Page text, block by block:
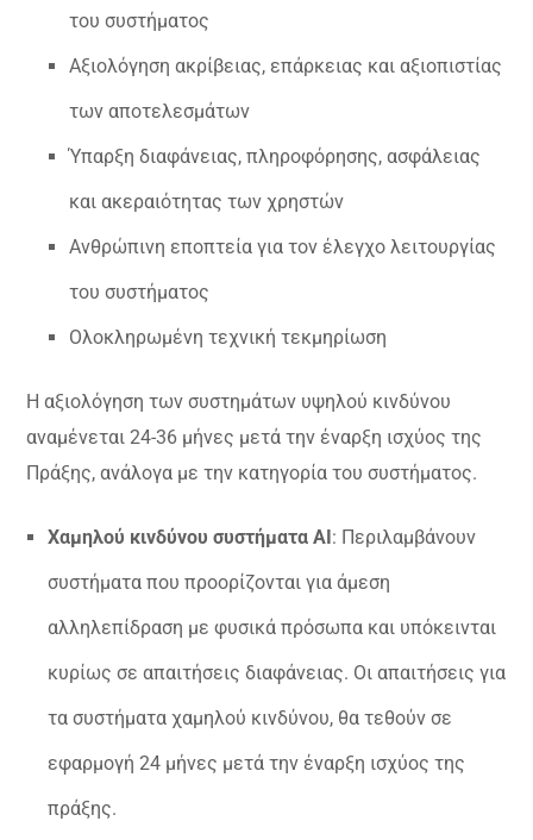
του συστήματος
Αξιολόγηση ακρίβειας, επάρκειας και αξιοπιστίας
των αποτελεσμάτων
Ύπαρξη διαφάνειας, πληροφόρησης, ασφάλειας
και ακεραιότητας των χρηστών
Ανθρώπινη εποπτεία για τον έλεγχο λειτουργίας
του συστήματος
Ολοκληρωμένη τεχνική τεκμηρίωση
Η αξιολόγηση των συστημάτων υψηλού κινδύνου
αναμένεται 24-36 μήνες μετά την έναρξη ισχύος της
Πράξης, ανάλογα με την κατηγορία του συστήματος.
Χαμηλού κινδύνου συστήματα AI: Περιλαμβάνουν
συστήματα που προορίζονται για άμεση
αλληλεπίδραση με φυσικά πρόσωπα και υπόκεινται
κυρίως σε απαιτήσεις διαφάνειας. Οι απαιτήσεις για
τα συστήματα χαμηλού κινδύνου, θα τεθούν σε
εφαρμογή 24 μήνες μετά την έναρξη ισχύος της
πράξης.